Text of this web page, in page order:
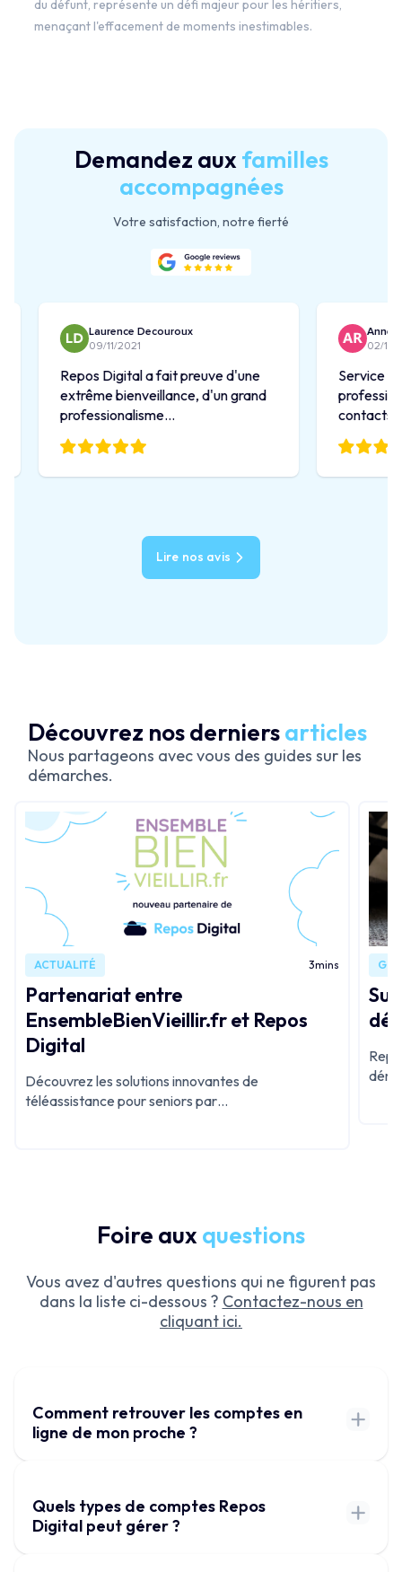
du défunt, représente un défi majeur pour les héritiers,
menaçant l'effacement de moments inestimables.
Demandez auxfamilles
accompagnées
Votre satisfaction, notre fierté
Laurence Decouroux
09/11/2021
Repos Digital a fait preuve d'une
extrême bienveillance, d'un grand
professionalisme...
Anne
02/12/2022
Service très
contacts ...
Lire nos avis
Découvrez nos derniersarticles
Nous partageons avec vous des guides sur les
démarches.
ACTUALITÉ 3mins
Partenariat entre
EnsembleBienVieillir.fr et Repos
Digital
Découvrez les solutions innovantes de
téléassistance pour seniors par
Foire auxquestions
Vous avez d'autres questions qui ne figurent pas
dans la liste ci-dessous ? Contactez-nous en
cliquant ici.
Comment retrouver les comptes en
ligne de mon proche ?
Quels types de comptes Repos
Digital peut gérer ?